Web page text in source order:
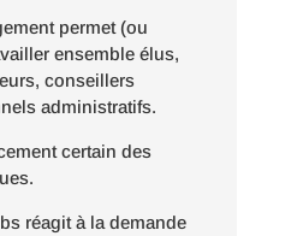
permet (ou
ensemble élus,
conseillers
administratifs.
certain des
réagit à la demande